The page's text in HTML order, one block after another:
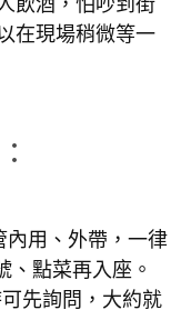
在現場稍微等一
內用、外帶，一律
、點菜再入座。
先詢問，大約就